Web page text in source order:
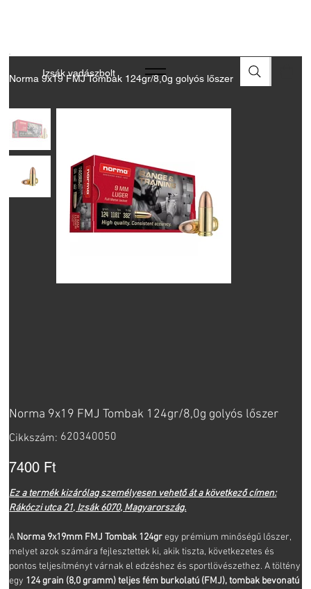
Izsák vadászbolt
Norma 9x19 FMJ Tombak 124gr/8,0g golyós lőszer
Norma 9x19 FMJ Tombak 124gr/8,0g golyós lőszer
Cikkszám:
Cikkszám:
620340050
620340050
Ár
7400 Ft
Ez a termék kizárólag személyesen vehető át a következő címen:
Rákóczi utca 21, Izsák 6070, Magyarország.
A Norma 9x19mm FMJ Tombak 124gregy prémium minőségű lőszer,
melyet azok számára fejlesztettek ki, akik tiszta, következetes és
pontos teljesítményt várnak el edzéshez és sportlövészethez. A töltény
egy 124 grain (8,0 gramm) teljes fém burkolatú (FMJ), tombak bevonatú